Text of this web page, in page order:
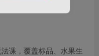
课，覆盖标品、水果生